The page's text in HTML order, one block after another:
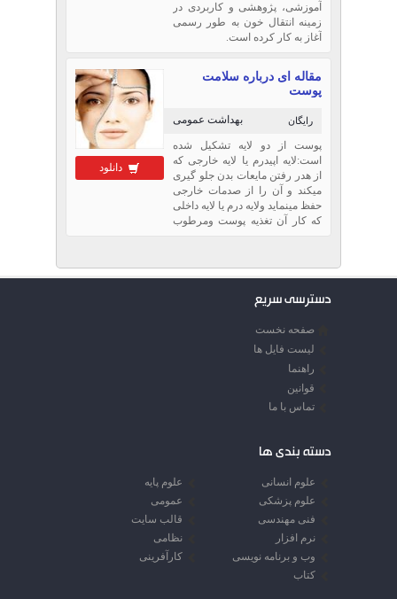
آموزشی، پژوهشی و كاربردی در
زمینه انتقال خون به طور رسمی
آغاز به كار كرده است.
دانلود
مقاله ای درباره سلامت
پوست
بهداشت عمومی رایگان
پوست از دو لایه تشکیل شده
است:لایه اپیدرم یا لایه خارجی که
از هدر رفتن مایعات بدن جلو گیری
میکند و آن را از صدمات خارجی
حفظ مینماید ولایه درم یا لایه داخلی
که کار آن تغذیه پوست ومرطوب
دسترسی سریع
صفحه نخست
لیست فایل ها
راهنما
قوانین
تماس با ما
دسته بندی ها
علوم انسانی
علوم پایه
علوم پزشکی
عمومی
فنی مهندسی
قالب سایت
نرم افزار
نظامی
وب و برنامه نویسی
کارآفرینی
کتاب